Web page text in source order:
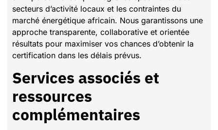
secteurs d’activité locaux et les contraintes du
marché énergétique africain. Nous garantissons une
approche transparente, collaborative et orientée
résultats pour maximiser vos chances d’obtenir la
certification dans les délais prévus.
Services associés et
ressources
complémentaires